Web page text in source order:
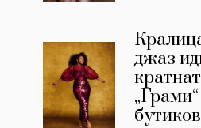
джаз